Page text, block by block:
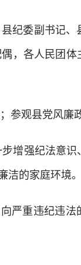
纪委副书记、
，各人民团体
参观县党风廉
增强纪法意识
的家庭环境。
严重违纪违法